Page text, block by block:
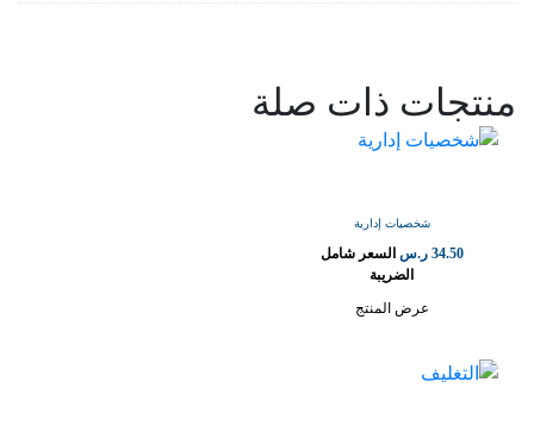
منتجات ذات صلة
شخصيات إدارية
34.50 ر.س السعر شامل
الضريبة
عرض المنتج